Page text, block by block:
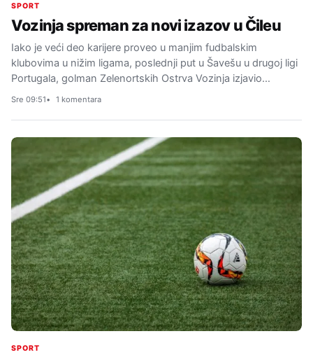
SPORT
Vozinja spreman za novi izazov u Čileu
Iako je veći deo karijere proveo u manjim fudbalskim
klubovima u nižim ligama, poslednji put u Šavešu u drugoj ligi
Portugala, golman Zelenortskih Ostrva Vozinja izjavio…
Sre 09:51 1 komentara
SPORT